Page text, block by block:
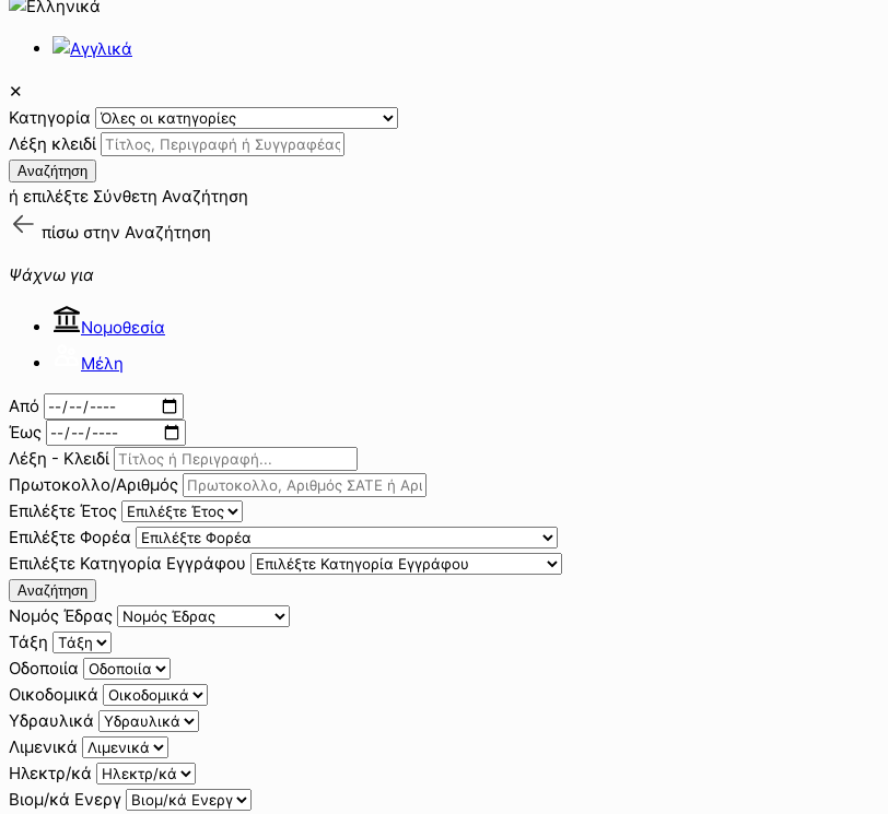
✕
Κατηγορία
Λέξη κλειδί
Αναζήτηση
ή επιλέξτε Σύνθετη Αναζήτηση
πίσω στην Αναζήτηση
Ψάχνω για
Νομοθεσία
Μέλη
Από
Έως
Λέξη - Κλειδί
Πρωτοκολλο/Αριθμός
Επιλέξτε Έτος
Επιλέξτε Φορέα
Επιλέξτε Κατηγορία Εγγράφου
Αναζήτηση
Νομός Έδρας
Τάξη
Οδοποιία
Οικοδομικά
Υδραυλικά
Λιμενικά
Ηλεκτρ/κά
Βιομ/κά Ενεργ